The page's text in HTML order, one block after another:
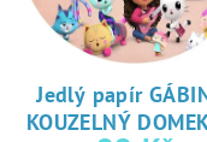
Jedlý papír
KOUZELNÝ